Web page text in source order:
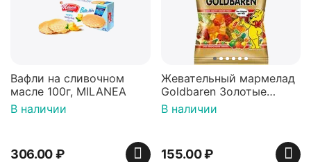
Вафли на сливочном
масле 100г, MILANEA
В наличии
306.00₽
Жевательный мармелад
Goldbaren Золотые
мишки 100г, Германия
В наличии
155.00₽